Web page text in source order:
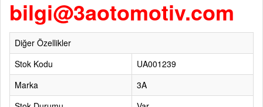
bilgi@3aotomotiv.com
Diğer Özellikler
Stok Kodu
UA001239
Marka
3A